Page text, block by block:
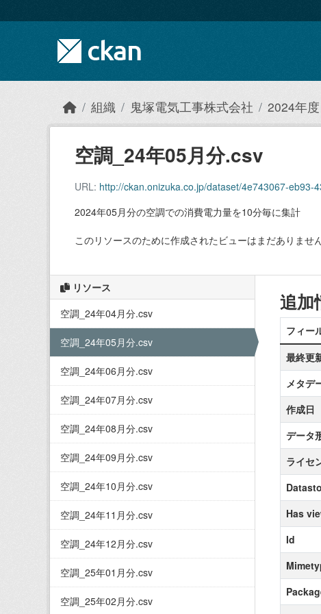
組織 鬼塚電気工事株式会社 2024年
空調_24年05月分.csv
URL: http://ckan.onizuka.co.jp/dataset/4e743067-
2024年05月分の空調での消費電力量を10分毎に集計
このリソースのために作成されたビューはまだありませ
リソース
空調_24年04月分.csv
空調_24年05月分.csv
空調_24年06月分.csv
空調_24年07月分.csv
空調_24年08月分.csv
空調_24年09月分.csv
空調_24年10月分.csv
空調_24年11月分.csv
空調_24年12月分.csv
空調_25年01月分.csv
空調_25年02月分.csv
追加
フィー
最終更
メタデ
作成日
データ
ライセ
Has
Id